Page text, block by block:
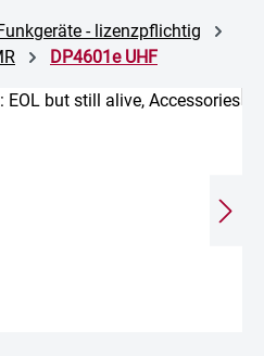
- lizenzpflichtig
DP4601e UHF